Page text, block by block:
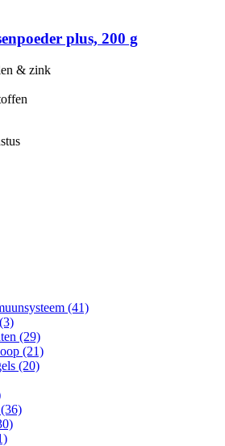
plus, 200 g
& zink
(41)
(29)
(21)
(20)